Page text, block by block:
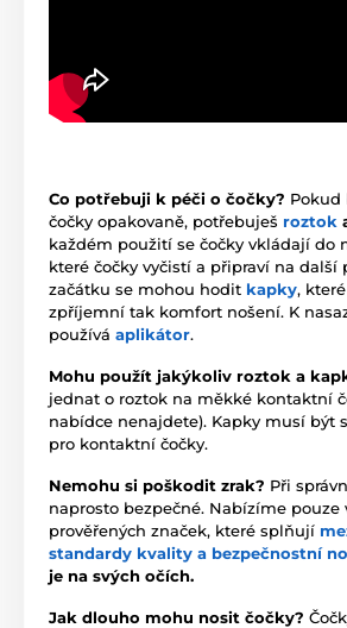
Co potřebuji k péči o čočky? Pokud
čočky opakovaně, potřebuješ roztok
každém použití se čočky vkládají do
které čočky vyčistí a připraví na další
začátku se mohou hodit kapky,
zpříjemní tak komfort nošení. K
používá aplikátor.
Mohu použít jakýkoliv roztok a
jednat o roztok na měkké kontaktní
nabídce nenajdete). Kapky musí být
pro kontaktní čočky.
Nemohu si poškodit zrak? Při
naprosto bezpečné. Nabízíme pouze
prověřených značek, které splňují
standardy kvality a bezpečnostní
je na svých očích.
Jak dlouho mohu nosit čočky?